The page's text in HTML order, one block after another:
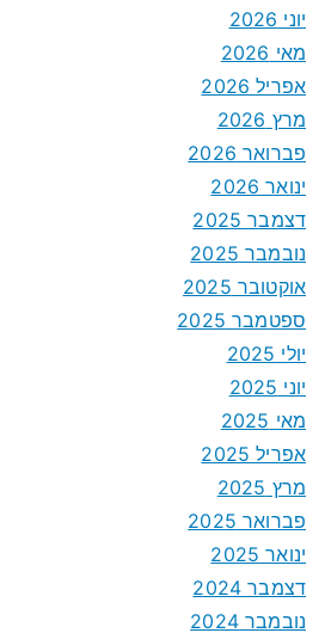
יוני 2026
מאי 2026
אפריל 2026
מרץ 2026
פברואר 2026
ינואר 2026
דצמבר 2025
נובמבר 2025
אוקטובר 2025
ספטמבר 2025
יולי 2025
יוני 2025
מאי 2025
אפריל 2025
מרץ 2025
פברואר 2025
ינואר 2025
דצמבר 2024
נובמבר 2024